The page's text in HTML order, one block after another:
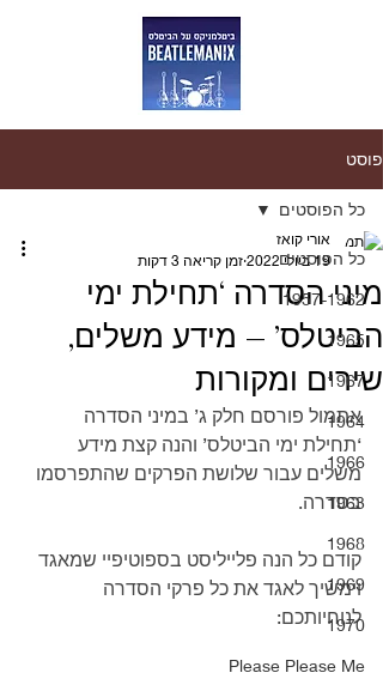
פוסט
כל הפוסטים
1957-1962
1965
1967
1964
1966
1963
1968
1969
1970
Please Please Me
כל הפוסטים
מיני הסדרה ‘תחילת ימי
הביטלס’ – מידע משלים,
שירים ומקורות
אורי קואז
19 ביולי 2022
זמן קריאה 3 דקות
אתמול פורסם חלק ג’ במיני הסדרה
‘תחילת ימי הביטלס’ והנה קצת מידע
משלים עבור שלושת הפרקים שהתפרסמו
בסדרה.
קודם כל הנה פלייליסט בספוטיפיי שמאגד
וימשיך לאגד את כל פרקי הסדרה
לנוחיותכם: